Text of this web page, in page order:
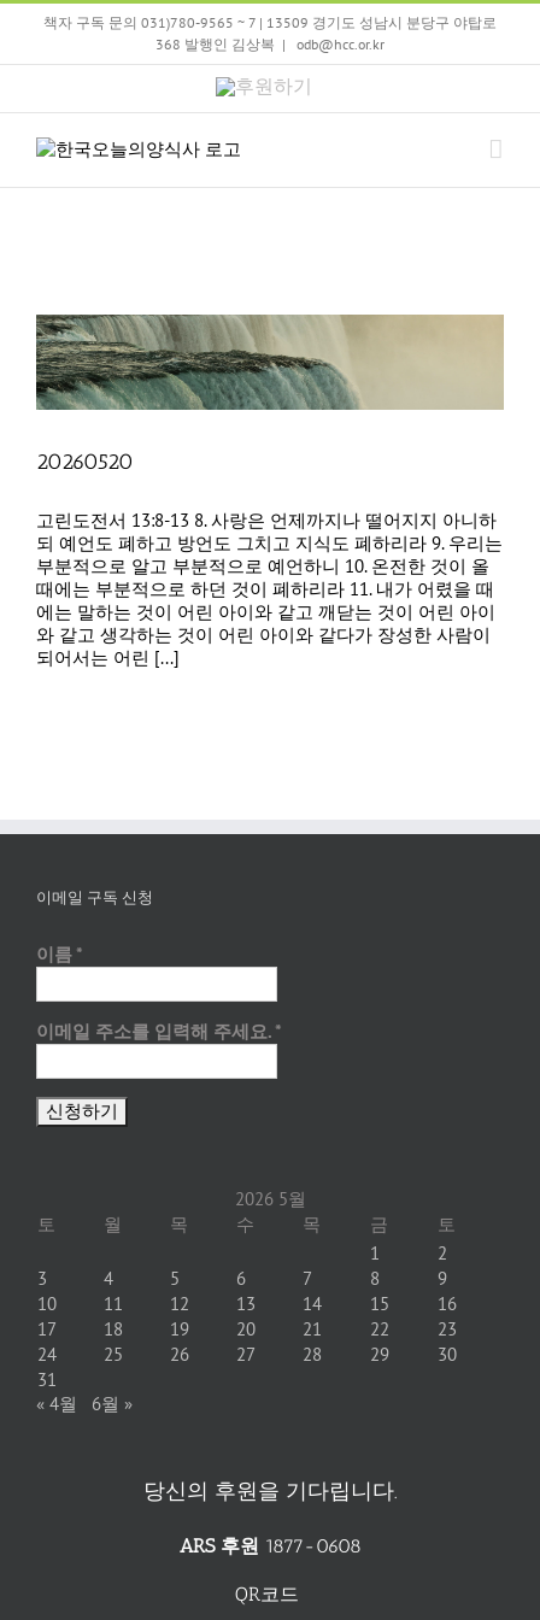
Skip
책자 구독 문의 031)780-9565 ~ 7 | 13509 경기도 성남시 분당구 야탑로
368 발행인 김상복 | odb@hcc.or.kr
후
기
20260520
고린도전서 13:8-13 8. 사랑은 언제까지나 떨어지지 아니하
되 예언도 폐하고 방언도 그치고 지식도 폐하리라 9. 우리는
부분적으로 알고 부분적으로 예언하니 10. 온전한 것이 올
때에는 부분적으로 하던 것이 폐하리라 11. 내가 어렸을 때
에는 말하는 것이 어린 아이와 같고 깨닫는 것이 어린 아이
와 같고 생각하는 것이 어린 아이와 같다가 장성한 사람이
되어서는 어린 [...]
이메일 구독 신청
이름 *
이메일 주소를 입력해 주세요. *
2026 5월
토 월 목 수 목 금 토
1
2
3
4 5 6 7 8
9
10
11 12 13 14 15
16
17
18 19 20 21 22
23
24
25 26 27 28 29
30
31
« 4월
6월 »
당신의 후원을 기다립니다.
ARS 후원 1877-0608
QR코드